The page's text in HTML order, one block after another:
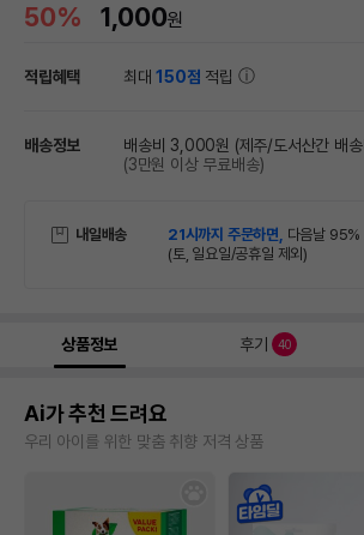
50% 1,000원
적립혜택 최대150점 적립
배송정보 배송비 3,000원 (제주/도서산간 배
(3만원 이상 무료배송)
내일배송 21시까지 주문하면, 다음날 95%
(토, 일요일/공휴일 제외)
상품정보 후기 40
Ai가 추천 드려요
우리 아이를 위한 맞춤 취향 저격 상품